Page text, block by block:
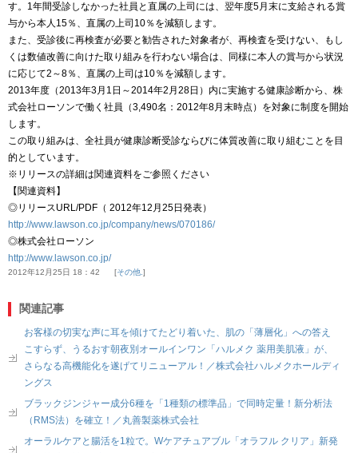
す。1年間受診しなかった社員と直属の上司には、翌年度5月末に支給される賞
与から本人15％、直属の上司10％を減額します。
また、受診後に再検査が必要と勧告された対象者が、再検査を受けない、もし
くは数値改善に向けた取り組みを行わない場合は、同様に本人の賞与から状況
に応じて2～8％、直属の上司は10％を減額します。
2013年度（2013年3月1日～2014年2月28日）内に実施する健康診断から、株
式会社ローソンで働く社員（3,490名：2012年8月末時点）を対象に制度を開始
します。
この取り組みは、全社員が健康診断受診ならびに体質改善に取り組むことを目
的としています。
※リリースの詳細は関連資料をご参照ください
【関連資料】
◎リリースURL/PDF（ 2012年12月25日発表）
http://www.lawson.co.jp/company/news/070186/
◎株式会社ローソン
http://www.lawson.co.jp/
2012年12月25日 18：42 その他.
関連記事
お客様の切実な声に耳を傾けてたどり着いた、肌の「薄層化」への答え
こすらず、うるおす朝夜別オールインワン「ハルメク 薬用美肌液」が、
さらなる高機能化を遂げてリニューアル！／株式会社ハルメクホールディ
ングス
ブラックジンジャー成分6種を「1種類の標準品」で同時定量！新分析法
（RMS法）を確立！／丸善製薬株式会社
オーラルケアと腸活を1粒で。Wケアチュアブル「オラフル クリア」新発